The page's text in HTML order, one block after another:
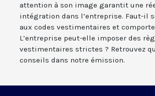
attention à son image garantit une
intégration dans l’entreprise. Faut-il
aux codes vestimentaires et
L’entreprise peut-elle imposer des
vestimentaires strictes ? Retrouvez
conseils dans notre émission.